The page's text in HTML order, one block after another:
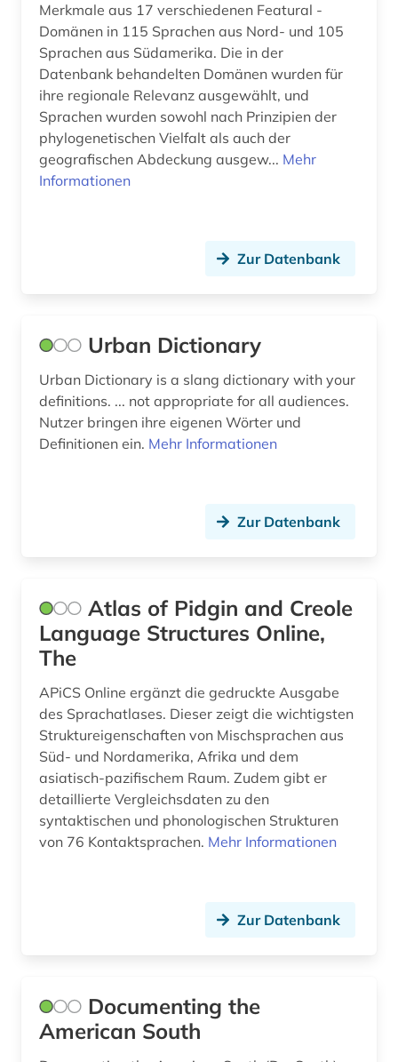
schwarze lyrik (1)
schützengraben-zeitungen (1)
seemann (1)
sicherheitspolitik (1)
sklavenhandel (1)
sozialstruktur (1)
sozialwissenschaft (2)
sozialwissenschaften (5)
staatsreligion (1)
sterblichkeit (1)
studentenproteste (1)
suchmaschine (1)
südstaaten (1)
terminologie (1)
türkei (1)
umfrage (1)
Merkmale aus 17 verschiedenen Featural -
Domänen in 115 Sprachen aus Nord- und 105
Sprachen aus Südamerika. Die in der
Datenbank behandelten Domänen wurden für
ihre regionale Relevanz ausgewählt, und
Sprachen wurden sowohl nach Prinzipien der
phylogenetischen Vielfalt als auch der
geografischen Abdeckung ausgew... Mehr
Informationen
Zur Datenbank
Urban Dictionary
Urban Dictionary is a slang dictionary with your
definitions. ... not appropriate for all audiences.
Nutzer bringen ihre eigenen Wörter und
Definitionen ein. Mehr Informationen
Zur Datenbank
Atlas of Pidgin and Creole
Language Structures Online,
The
APiCS Online ergänzt die gedruckte Ausgabe
des Sprachatlases. Dieser zeigt die wichtigsten
Struktureigenschaften von Mischsprachen aus
Süd- und Nordamerika, Afrika und dem
asiatisch-pazifischem Raum. Zudem gibt er
detaillierte Vergleichsdaten zu den
syntaktischen und phonologischen Strukturen
von 76 Kontaktsprachen. Mehr Informationen
Zur Datenbank
Documenting the
American South